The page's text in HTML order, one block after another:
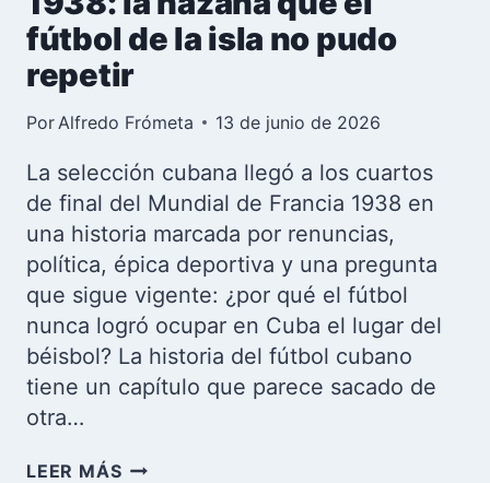
fútbol de la isla no pudo
repetir
Por Alfredo Frómeta 13 de junio de 2026
La selección cubana llegó a los cuartos
de final del Mundial de Francia 1938 en
una historia marcada por renuncias,
política, épica deportiva y una pregunta
que sigue vigente: ¿por qué el fútbol
nunca logró ocupar en Cuba el lugar del
béisbol? La historia del fútbol cubano
tiene un capítulo que parece sacado de
otra…
LEER MÁSCUBA